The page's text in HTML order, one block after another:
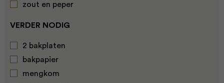
zout en peper
VERDER NODIG
2 bakplaten
bakpapier
mengkom